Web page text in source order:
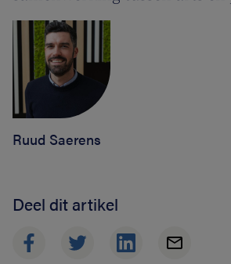
Ruud Saerens
Deel dit artikel